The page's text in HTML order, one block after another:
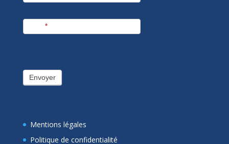
*
Envoyer
Mentions légales
Politique de confidentialité